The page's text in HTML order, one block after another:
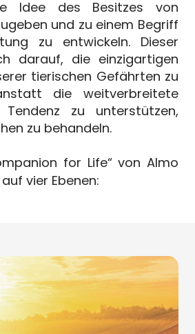
Idee des Besitzes von
und zu einem Begriff
zu entwickeln. Dieser
darauf, die einzigartigen
tierischen Gefährten zu
die weitverbreitete
zu unterstützen,
zu behandeln.
for Life“ von Almo
vier Ebenen: